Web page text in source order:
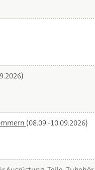
(08.09.-10.09.2026)